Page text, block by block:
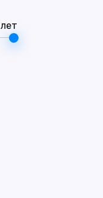
лет